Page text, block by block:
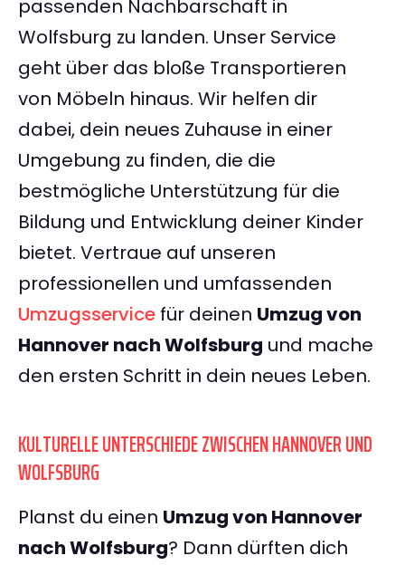
passenden Nachbarschaft in
Wolfsburg zu landen. Unser Service
geht über das bloße Transportieren
von Möbeln hinaus. Wir helfen dir
dabei, dein neues Zuhause in einer
Umgebung zu finden, die die
bestmögliche Unterstützung für die
Bildung und Entwicklung deiner Kinder
bietet. Vertraue auf unseren
professionellen und umfassenden
Umzugsservice für deinen Umzug von
Hannover nach Wolfsburg und mache
den ersten Schritt in dein neues Leben.
KULTURELLE UNTERSCHIEDE ZWISCHEN HANNOVER UND
WOLFSBURG
Planst du einen Umzug von Hannover
nach Wolfsburg? Dann dürften dich